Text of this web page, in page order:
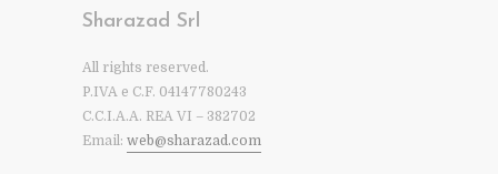
Sharazad Srl
All rights reserved.
P.IVA e C.F. 04147780243
C.C.I.A.A. REA VI – 382702
Email: web@sharazad.com